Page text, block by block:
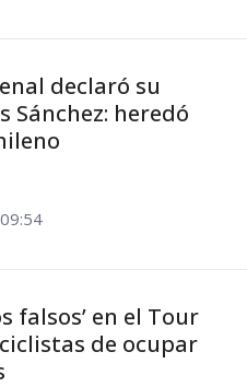
declaró su
Sánchez: heredó
falsos’ en el Tour
de ocupar